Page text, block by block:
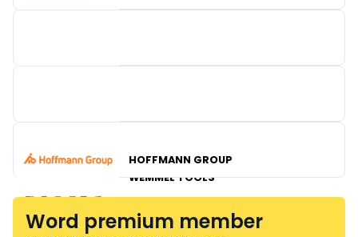
WEMMEL TOOLS
HOFFMANN GROUP
Word premium member